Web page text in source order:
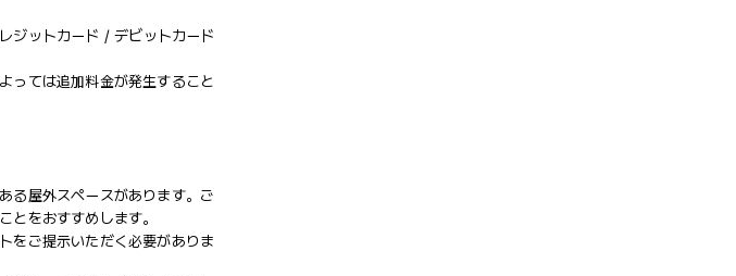
ジットカード / デビットカード
っては追加料金が発生すること
る屋外スペースがあります。ご
とをおすすめします。
をご提示いただく必要がありま